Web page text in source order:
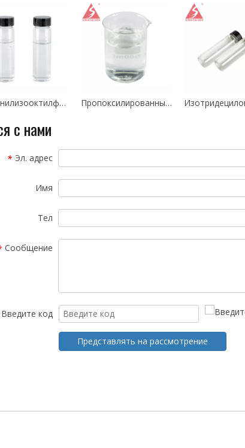
Дифенилизооктилфосфатный пластификатор DPOP CAS 1241-94-7 Пропоксилированный зубчатый спирт (C12-C14) CAS 68439-51-0
с нами
* Эл. адрес
Имя
Тел
Сообщение
Введите код
Представлять на рассмотрение